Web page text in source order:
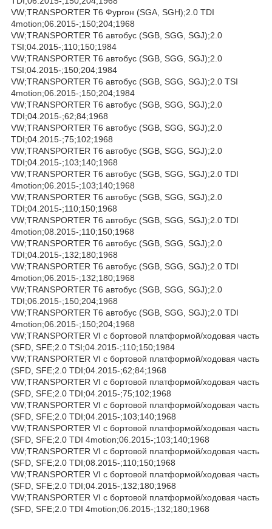
VW;TRANSPORTER T6 Фургон (SGA, SGH);2.0 TDI
4motion;06.2015-;150;204;1968
VW;TRANSPORTER T6 автобус (SGB, SGG, SGJ);2.0
TSI;04.2015-;110;150;1984
VW;TRANSPORTER T6 автобус (SGB, SGG, SGJ);2.0
TSI;04.2015-;150;204;1984
VW;TRANSPORTER T6 автобус (SGB, SGG, SGJ);2.0 TSI
4motion;06.2015-;150;204;1984
VW;TRANSPORTER T6 автобус (SGB, SGG, SGJ);2.0
TDI;04.2015-;62;84;1968
VW;TRANSPORTER T6 автобус (SGB, SGG, SGJ);2.0
TDI;04.2015-;75;102;1968
VW;TRANSPORTER T6 автобус (SGB, SGG, SGJ);2.0
TDI;04.2015-;103;140;1968
VW;TRANSPORTER T6 автобус (SGB, SGG, SGJ);2.0 TDI
4motion;06.2015-;103;140;1968
VW;TRANSPORTER T6 автобус (SGB, SGG, SGJ);2.0
TDI;04.2015-;110;150;1968
VW;TRANSPORTER T6 автобус (SGB, SGG, SGJ);2.0 TDI
4motion;08.2015-;110;150;1968
VW;TRANSPORTER T6 автобус (SGB, SGG, SGJ);2.0
TDI;04.2015-;132;180;1968
VW;TRANSPORTER T6 автобус (SGB, SGG, SGJ);2.0 TDI
4motion;06.2015-;132;180;1968
VW;TRANSPORTER T6 автобус (SGB, SGG, SGJ);2.0
TDI;06.2015-;150;204;1968
VW;TRANSPORTER T6 автобус (SGB, SGG, SGJ);2.0 TDI
4motion;06.2015-;150;204;1968
VW;TRANSPORTER VI c бортовой платформой/ходовая часть
(SFD, SFE;2.0 TSI;04.2015-;110;150;1984
VW;TRANSPORTER VI c бортовой платформой/ходовая часть
(SFD, SFE;2.0 TDI;04.2015-;62;84;1968
VW;TRANSPORTER VI c бортовой платформой/ходовая часть
(SFD, SFE;2.0 TDI;04.2015-;75;102;1968
VW;TRANSPORTER VI c бортовой платформой/ходовая часть
(SFD, SFE;2.0 TDI;04.2015-;103;140;1968
VW;TRANSPORTER VI c бортовой платформой/ходовая часть
(SFD, SFE;2.0 TDI 4motion;06.2015-;103;140;1968
VW;TRANSPORTER VI c бортовой платформой/ходовая часть
(SFD, SFE;2.0 TDI;08.2015-;110;150;1968
VW;TRANSPORTER VI c бортовой платформой/ходовая часть
(SFD, SFE;2.0 TDI;04.2015-;132;180;1968
VW;TRANSPORTER VI c бортовой платформой/ходовая часть
(SFD, SFE;2.0 TDI 4motion;06.2015-;132;180;1968